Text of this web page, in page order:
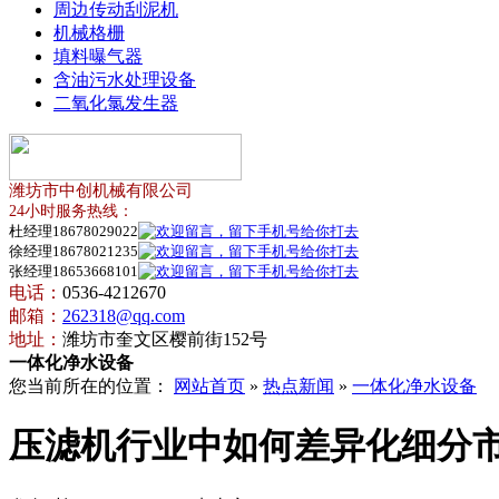
周边传动刮泥机
机械格栅
填料曝气器
含油污水处理设备
二氧化氯发生器
潍坊市中创机械有限公司
24小时服务热线：
杜经理18678029022
徐经理18678021235
张经理18653668101
电话： 0536-4212670
邮箱： 262318@qq.com
地址： 潍坊市奎文区樱前街152号
一体化净水设备
您当前所在的位置：
网站首页 » 热点新闻 » 一体化净水设备
压滤机行业中如何差异化细分